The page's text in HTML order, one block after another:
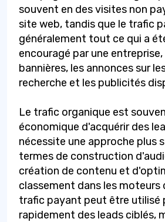
souvent en des visites non
site web, tandis que le trafic
généralement tout ce qui a
encouragé par une
bannières, les annonces sur
recherche et les publicités
Le trafic organique est
économique d'acquérir des
nécessite une approche plus
termes de construction
création de contenu et
classement dans les moteurs
trafic payant peut être utilisé
rapidement des leads ciblés,